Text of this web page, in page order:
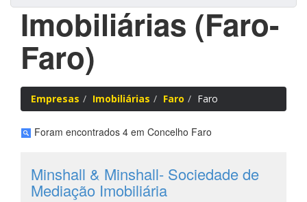
Imobiliárias (Faro-
Faro)
Empresas Imobiliárias Faro Faro
Foram encontrados 4 em Concelho Faro
Minshall & Minshall- Sociedade de
Mediação Imobiliária